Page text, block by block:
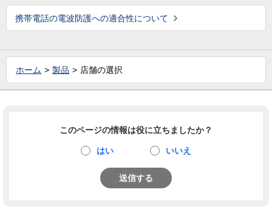
携帯電話の電波防護への適合性について
ホーム 製品 店舗の選択
このページの情報は役に立ちましたか？
はい いいえ
送信する